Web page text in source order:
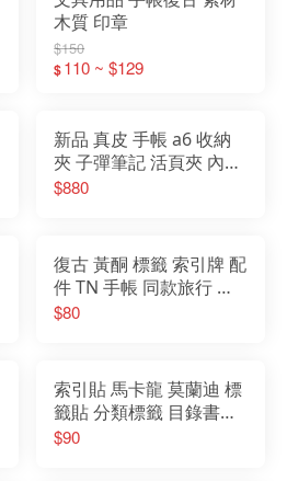
木質 印章
$150
$110 ~ $129
新品 真皮 手帳 a6 收納
夾 子彈筆記 活頁夾 內頁
可換替芯
$880
復古 黃酮 標籤 索引牌 配
件 TN 手帳 同款旅行 筆
記本
$80
索引貼 馬卡龍 莫蘭迪 標
籤貼 分類標籤 目錄書籤
貼 索引標籤 彩色螢光貼
$90